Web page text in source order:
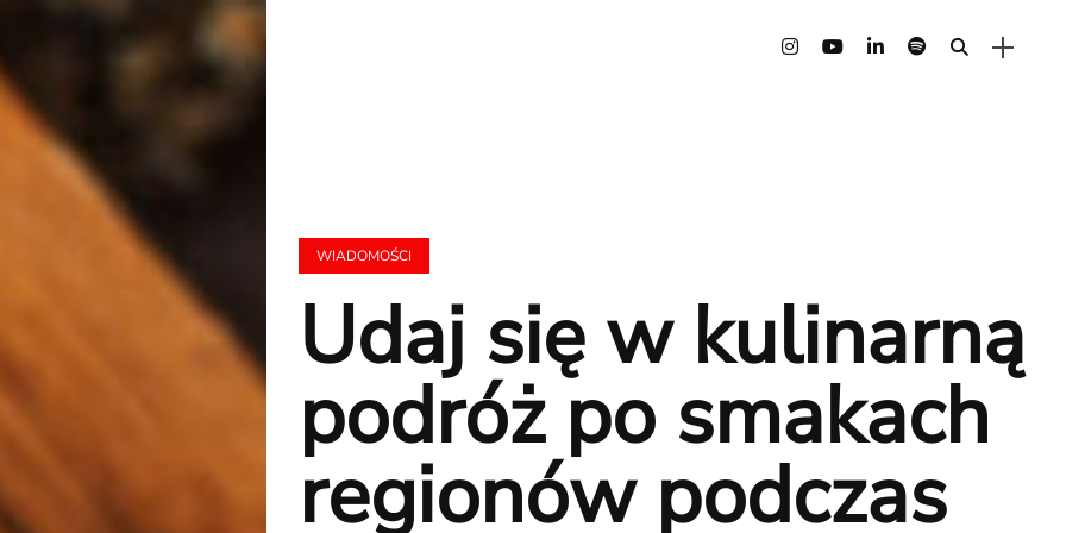
WIADOMOŚCI
Udaj się w kulinarną
podróż po smakach
regionów podczas